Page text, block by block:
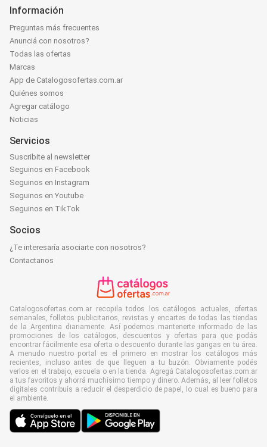
Información
Preguntas más frecuentes
Anunciá con nosotros?
Todas las ofertas
Marcas
App de Catalogosofertas.com.ar
Quiénes somos
Agregar catálogo
Noticias
Servicios
Suscribite al newsletter
Seguinos en Facebook
Seguinos en Instagram
Seguinos en Youtube
Seguinos en TikTok
Socios
¿Te interesaría asociarte con nosotros?
Contactanos
Catalogosofertas.com.ar recopila todos los catálogos actuales, ofertas
semanales, folletos publicitarios, revistas y encartes de todas las tiendas
de la Argentina diariamente. Así podemos mantenerte informado de las
promociones de los catálogos, descuentos y ofertas para que podás
encontrar fácilmente esa oferta o descuento durante las gangas en tu área.
A menudo nuestro portal es el primero en mostrar los catálogos más
recientes, incluso antes de que lleguen a tu buzón. Obviamente podés
verlos en el trabajo, escuela o en la tienda. Agregá Catalogosofertas.com.ar
a tus favoritos y ahorrá muchísimo tiempo y dinero. Además, al leer folletos
digitales contribuís a reducir el desperdicio de papel, lo cual es bueno para
el ambiente.